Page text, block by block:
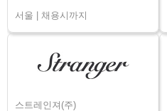
서울 | 채용시까지
스트레인져(주)